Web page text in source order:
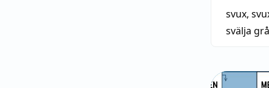
svux,
svälja